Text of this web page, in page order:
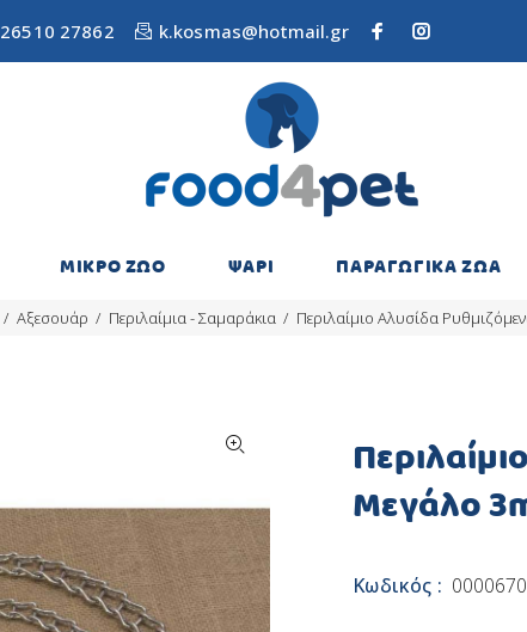
26510 27862 k.kosmas@hotmail.gr
ΜΙΚΡΟ ΖΩΟ ΨΑΡΙ ΠΑΡΑΓΩΓΙΚΑ ΖΩΑ
Αξεσουάρ Περιλαίμια - Σαμαράκια Περιλαίμιο Αλυσίδα
Μεγάλο
Κωδικός : 0000670